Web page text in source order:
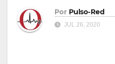
Por Pulso-Red
JUL 26, 2020